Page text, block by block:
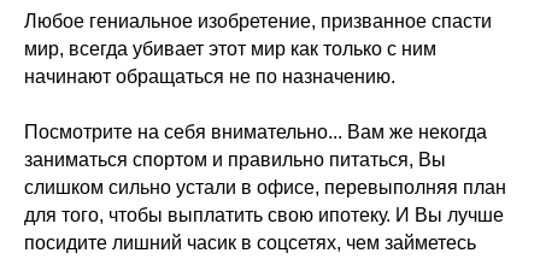
Любое гениальное изобретение, призванное спасти
мир, всегда убивает этот мир как только с ним
начинают обращаться не по назначению.
Посмотрите на себя внимательно... Вам же некогда
заниматься спортом и правильно питаться, Вы
слишком сильно устали в офисе, перевыполняя план
для того, чтобы выплатить свою ипотеку. И Вы лучше
посидите лишний часик в соцсетях, чем займетесь
ЗАПИСИ:
семинар по основам ПКР, для
использования этого эффективного
инструмента для себя и близких в
повседневной жизни и работе.
ПСИХОКИНЕТИЧЕСКИЙ